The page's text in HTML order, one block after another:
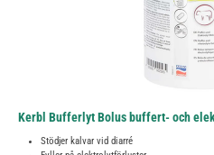
Kerbl Bufferlyt Bolus buffert- och
Stödjer kalvar vid diarré